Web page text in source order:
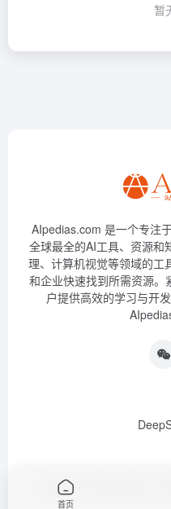
暂
AIpedias.com 是一个专注
全球最全的AI工具、资源和
理、计算机视觉等领域的工
和企业快速找到所需资源。
户提供高效的学习与开
Copyright © 2026 AIPedias｜
首页